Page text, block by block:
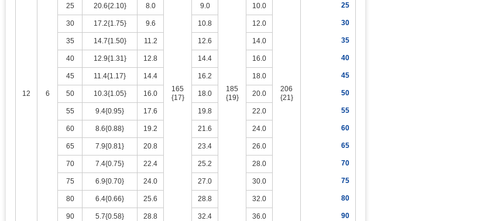
12 6
165
{17}
185
{19}
206
{21}
25 20.6{2.10} 8.0 9.0 10.0 25
30 17.2{1.75} 9.6 10.8 12.0 30
35 14.7{1.50} 11.2 12.6 14.0 35
40 12.9{1.31} 12.8 14.4 16.0 40
45 11.4{1.17} 14.4 16.2 18.0 45
50 10.3{1.05} 16.0 18.0 20.0 50
55 9.4{0.95} 17.6 19.8 22.0 55
60 8.6{0.88} 19.2 21.6 24.0 60
65 7.9{0.81} 20.8 23.4 26.0 65
70 7.4{0.75} 22.4 25.2 28.0 70
75 6.9{0.70} 24.0 27.0 30.0 75
80 6.4{0.66} 25.6 28.8 32.0 80
90 5.7{0.58} 28.8 32.4 36.0 90